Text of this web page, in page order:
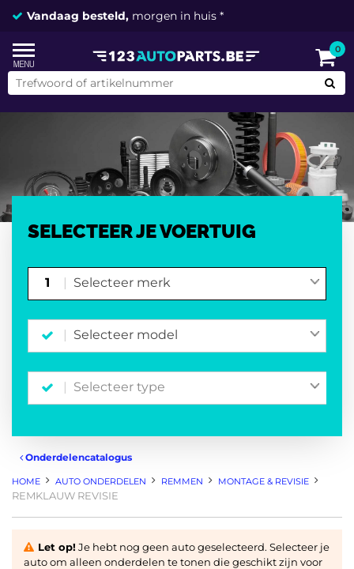
Vandaag besteld, morgen in huis *
2 miljoen onderdelenop voorraad
0
SELECTEER JE VOERTUIG
1 Selecteer merk
Selecteer model
Selecteer type
Onderdelencatalogus
HOME AUTO ONDERDELEN REMMEN MONTAGE & REVISIE
REMKLAUW REVISIE
Let op! Je hebt nog geen auto geselecteerd. Selecteer je
auto om alleen onderdelen te tonen die geschikt zijn voor